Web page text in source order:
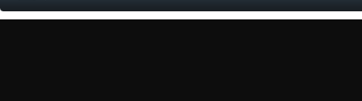
TÜRKİYE